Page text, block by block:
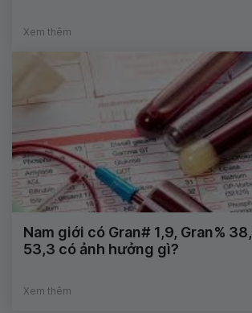
Xem thêm
Nam giới có Gran# 1,9, Gran%
53,3 có ảnh hưởng gì?
Xem thêm